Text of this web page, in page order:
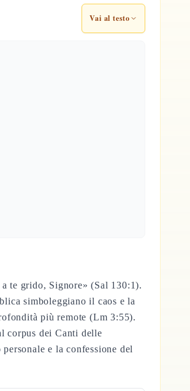
Vai al testo
te grido, Signore» (Sal 130:1).
più remote (Lm 3:55).
corpus dei Canti delle
e la confessione del